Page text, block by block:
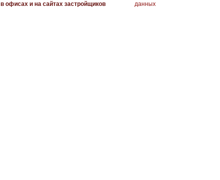
в офисах и на сайтах застройщиков
данных